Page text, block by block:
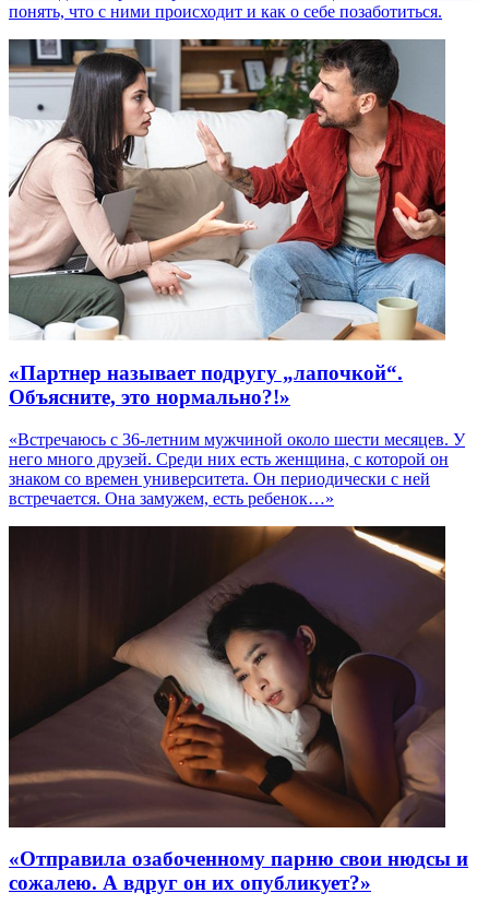
понять, что с ними происходит и как о себе позаботиться.
«Партнер называет подругу „лапочкой“.
Объясните, это нормально?!»
«Встречаюсь с 36-летним мужчиной около шести месяцев. У
него много друзей. Среди них есть женщина, с которой он
знаком со времен университета. Он периодически с ней
встречается. Она замужем, есть ребенок…»
«Отправила озабоченному парню свои нюдсы и
сожалею. А вдруг он их опубликует?»